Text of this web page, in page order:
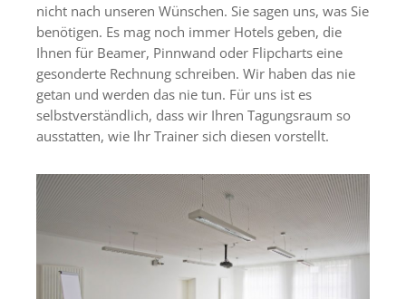
nicht nach unseren Wünschen. Sie sagen uns, was Sie
benötigen. Es mag noch immer Hotels geben, die
Ihnen für Beamer, Pinnwand oder Flipcharts eine
gesonderte Rechnung schreiben. Wir haben das nie
getan und werden das nie tun. Für uns ist es
selbstverständlich, dass wir Ihren Tagungsraum so
ausstatten, wie Ihr Trainer sich diesen vorstellt.